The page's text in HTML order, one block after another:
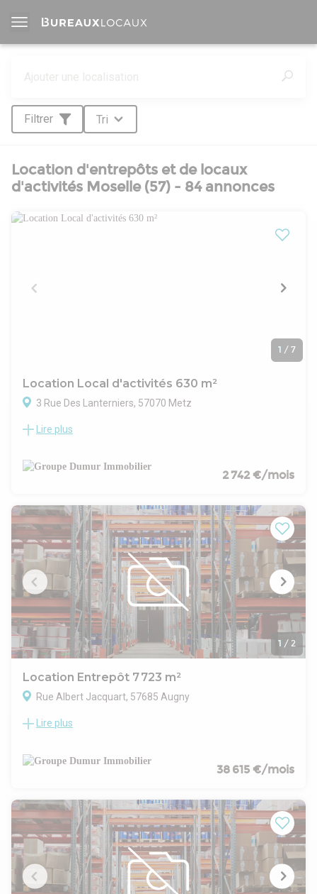
Filtrer Tri
Location d'entrepôts et de locaux
d'activités Moselle (57) - 84 annonces
1 / 7
Location Local d'activités 630 m²
3 Rue Des Lanterniers, 57070 Metz
A METZ ACTIPOLE / A PROXIMITE IMMEDIATE DE L'A4,
- Bénéficiez de 260 m² environ de dépôt répartis sur 3
bâtiments ainsi qu'un atelier de 56 m² environ.
- Une cour intérieure privative offre des possibilités de
stockage
- 8 places de parking - Le site est clos et sécurisé avec portail
Lire plus
2 742 €/mois
1 / 2
Location Entrepôt 7 723 m²
Rue Albert Jacquart, 57685 Augny
Une plateforme logistique à louer de 7 723 m². Cette cellule
et locaux sociaux, offrant ainsi un ensemble fonctionnel et
prêt à accueillir vos équipes.
Lire plus
38 615 €/mois